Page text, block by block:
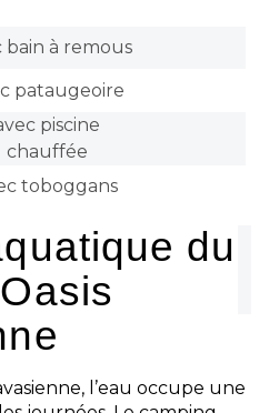
bain à remous
pataugeoire
piscine
chauffée
toboggans
du
l’eau occupe une